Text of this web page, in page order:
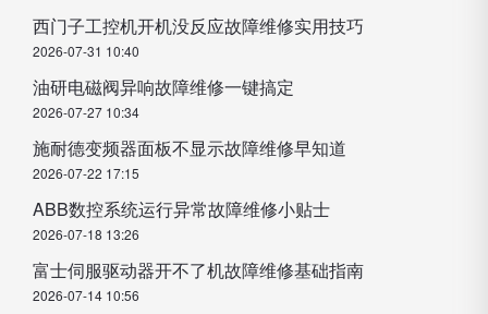
西门子工控机开机没反应故障维修实用技巧
2026-07-31 10:40
油研电磁阀异响故障维修一键搞定
2026-07-27 10:34
施耐德变频器面板不显示故障维修早知道
2026-07-22 17:15
ABB数控系统运行异常故障维修小贴士
2026-07-18 13:26
富士伺服驱动器开不了机故障维修基础指南
2026-07-14 10:56